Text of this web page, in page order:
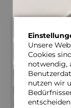
Unsere
Cookies
notwendig,
nutzen wir